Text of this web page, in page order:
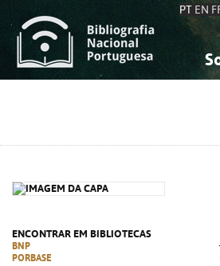
PT EN
ENCONTRAR EM BIBLIOTECAS
BNP
PORBASE